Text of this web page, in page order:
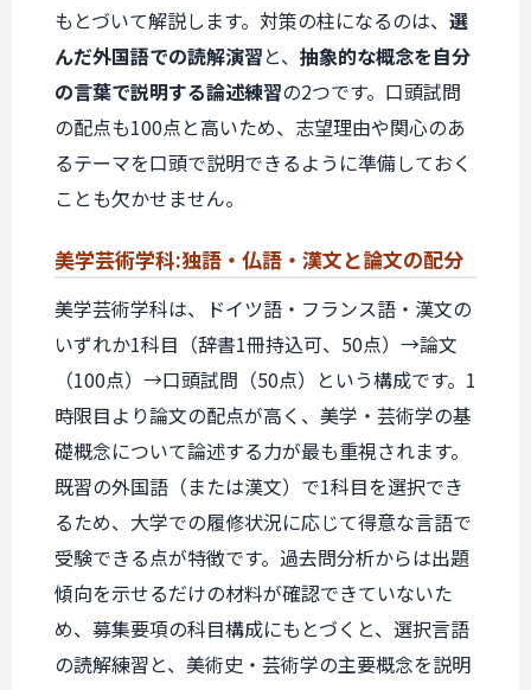
もとづいて解説します。対策の柱になるのは、 選
んだ外国語での読解演習と、 抽象的な概念を自分
の言葉で説明する論述練習の2つです。口頭試問
の配点も100点と高いため、志望理由や関心のあ
るテーマを口頭で説明できるように準備しておく
ことも欠かせません。
美学芸術学科:独語・仏語・漢文と論文の配分
美学芸術学科は、ドイツ語・フランス語・漢文の
いずれか1科目（辞書1冊持込可、50点）→論文
（100点）→口頭試問（50点）という構成です。1
時限目より論文の配点が高く、美学・芸術学の基
礎概念について論述する力が最も重視されます。
既習の外国語（または漢文）で1科目を選択でき
るため、大学での履修状況に応じて得意な言語で
受験できる点が特徴です。過去問分析からは出題
傾向を示せるだけの材料が確認できていないた
め、募集要項の科目構成にもとづくと、選択言語
の読解練習と、美術史・芸術学の主要概念を説明